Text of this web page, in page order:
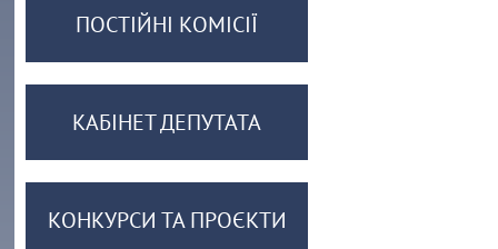
ПОСТІЙНІ КОМІСІЇ
КАБІНЕТ ДЕПУТАТА
КОНКУРСИ ТА ПРОЄКТИ